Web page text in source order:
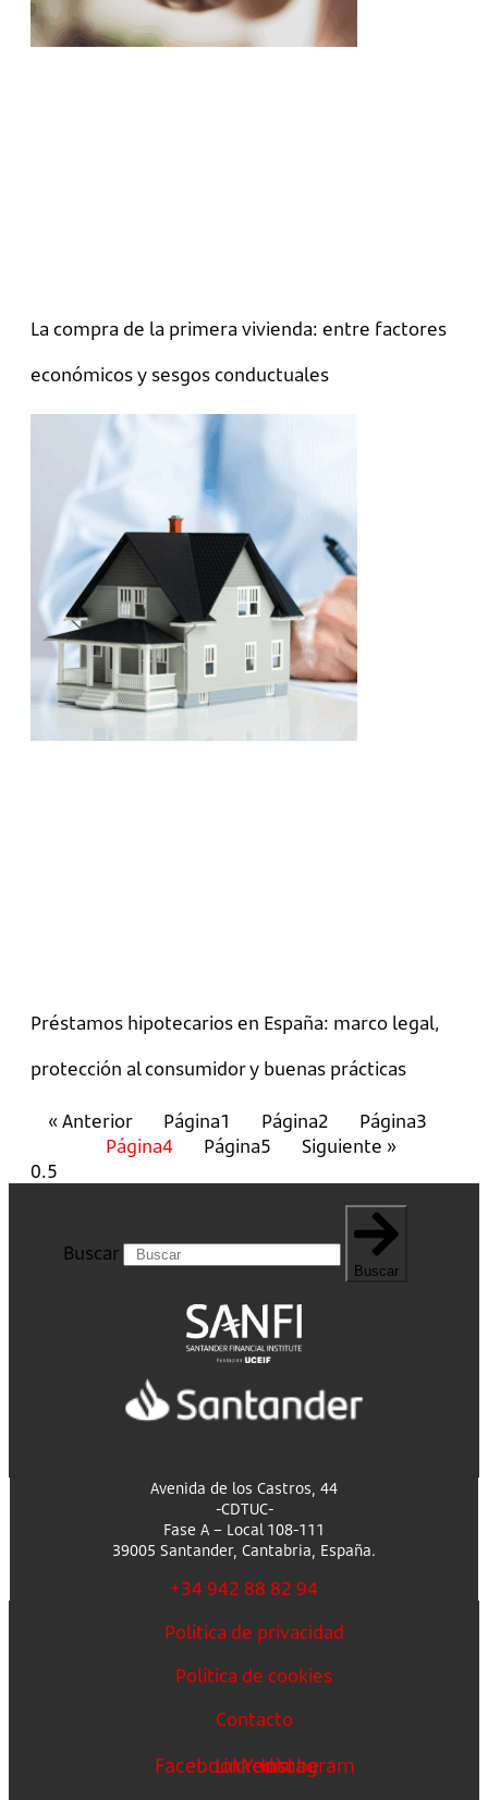
La compra de la primera vivienda: entre factores
económicos y sesgos conductuales
Préstamos hipotecarios en España: marco legal,
protección al consumidor y buenas prácticas
« Anterior Página1 Página2 Página3
Página4 Página5 Siguiente »
Buscar
Buscar
Avenida de los Castros, 44
-CDTUC-
Fase A – Local 108-111
39005 Santander, Cantabria, España.
+34 942 88 82 94
Política de privacidad
Política de cookies
Contacto
FacebookLinkedin
Youtube
Instagram